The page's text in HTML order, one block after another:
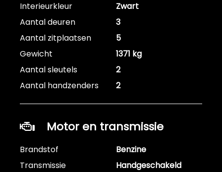
Interieurkleur
Zwart
Aantal deuren
3
Aantal zitplaatsen
5
Gewicht
1371 kg
Aantal sleutels
2
Aantal handzenders
2
Motor en transmissie
Brandstof
Benzine
Transmissie
Handgeschakeld